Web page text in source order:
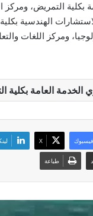
بكلية التمريض، ومركز
الهندسية
ومركز اللغات
العامة بكلية
فيسبوك ‫X
طباعة